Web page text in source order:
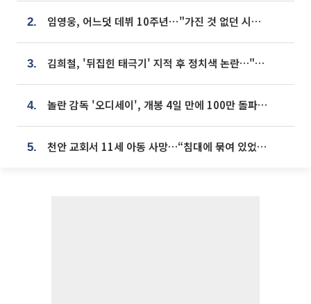
2. 임영웅, 어느덧 데뷔 10주년⋯"가진 것 없던 시절, 내 앞엔 20명의 팬뿐"
3. 김희철, '뒤집힌 태극기' 지적 후 정치색 논란…"좌우 떠나 우리나라 국기"
4. 놀란 감독 '오디세이', 개봉 4일 만에 100만 돌파⋯'왕사남' 보다 빠르다
5. 천안 교회서 11세 아동 사망…“침대에 묶여 있었다” 진술 확보